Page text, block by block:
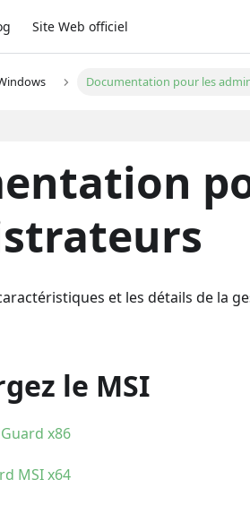
Site Web officiel
Documentation pour les
et les détails de la
le MSI
x86
MSI x64